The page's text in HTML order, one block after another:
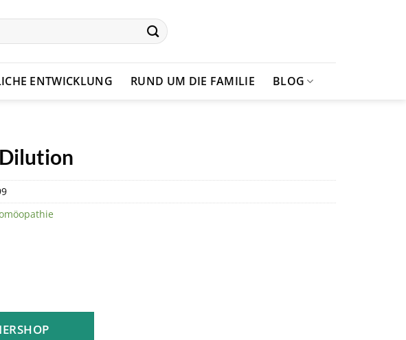
ENTWICKLUNG RUND UM DIE FAMILIE BLOG